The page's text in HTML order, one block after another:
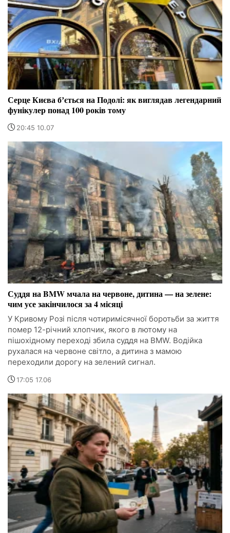
Серце Києва бʼється на Подолі: як виглядав легендарний
фунікулер понад 100 років тому
20:45 10.07
Суддя на BMW мчала на червоне, дитина — на зелене:
чим усе закінчилося за 4 місяці
У Кривому Розі після чотиримісячної боротьби за життя
помер 12-річний хлопчик, якого в лютому на
пішохідному переході збила суддя на BMW. Водійка
рухалася на червоне світло, а дитина з мамою
переходили дорогу на зелений сигнал.
17:05 17.06